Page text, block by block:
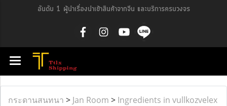
อันดับ 1 ผู้นำเรื่องนำเข้าสินค้าจากจีน และบริการครบวงจร
กระดานสนทนา > Jan Room > Ingredients in vullkozvelex